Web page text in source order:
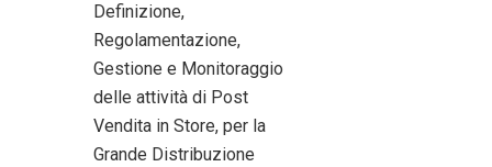
Definizione,
Regolamentazione,
Gestione e Monitoraggio
delle attività di Post
Vendita in Store, per la
Grande Distribuzione